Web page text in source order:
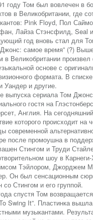
году Том был вовлечен в
в Великобритании, где
Pink Floyd, Пол
Лайза Стэнсфилд, Seal
год вновь стал для
самое время” (?)
в Великобритании
основе с
формата. В
Уандер и другие.
выпуска сериала Том
гостя на
Англия. На
которого происходит
современной
после промоушна в
Стингом и Труди
шоу в
Тэйлором, Джорджем
Он был сенсационным
со Стингом и его группой.
спустя Том
Swing It”. Пластинка
музыкантами.